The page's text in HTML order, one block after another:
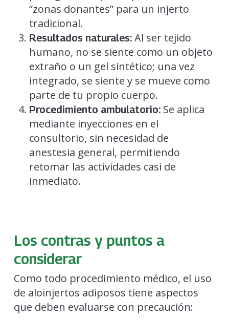
“zonas donantes” para un injerto
tradicional.
Resultados naturales:Al ser tejido
humano, no se siente como un objeto
extraño o un gel sintético; una vez
integrado, se siente y se mueve como
parte de tu propio cuerpo.
Procedimiento ambulatorio:Se aplica
mediante inyecciones en el
consultorio, sin necesidad de
anestesia general, permitiendo
retomar las actividades casi de
inmediato.
Los contras y puntos a
considerar
Como todo procedimiento médico, el uso
de aloinjertos adiposos tiene aspectos
que deben evaluarse con precaución: